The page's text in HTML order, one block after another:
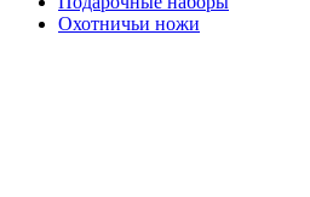
Охотничьи ножи